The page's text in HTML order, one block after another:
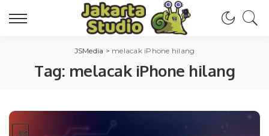
JSMedia > melacak iPhone hilang
Tag: melacak iPhone hilang